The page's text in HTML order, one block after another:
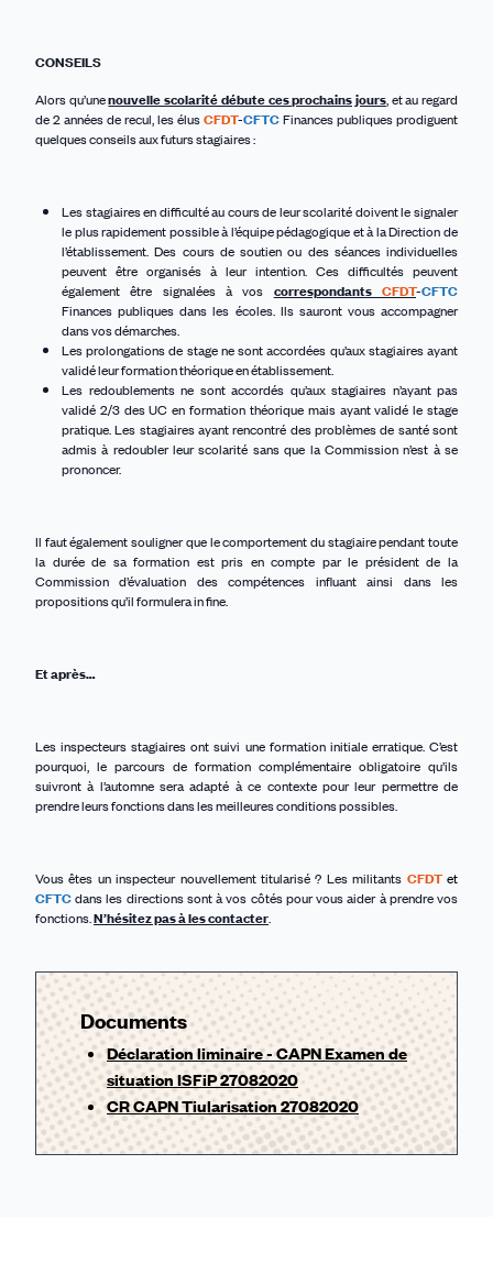
CONSEILS
Alors qu’unenouvelle scolarité débute ces prochains jours, et au regard
de 2 années de recul, les élusCFDT-CFTCFinances publiques prodiguent
quelques conseils aux futurs stagiaires :
Les stagiaires en difficulté au cours de leur scolarité doivent le signaler
le plus rapidement possible à l’équipe pédagogique et à la Direction de
l’établissement. Des cours de soutien ou des séances individuelles
peuvent être organisés à leur intention. Ces difficultés peuvent
également être signalées à vos correspondantsCFDT-CFTC
Finances publiques dans les écoles. Ils sauront vous accompagner
dans vos démarches.
Les prolongations de stage ne sont accordées qu’aux stagiaires ayant
validé leur formation théorique en établissement.
Les redoublements ne sont accordés qu’aux stagiaires n’ayant pas
validé 2/3 des UC en formation théorique mais ayant validé le stage
pratique. Les stagiaires ayant rencontré des problèmes de santé sont
admis à redoubler leur scolarité sans que la Commission n’est à se
prononcer.
Il faut également souligner que le comportement du stagiaire pendant toute
la durée de sa formation est pris en compte par le président de la
Commission d’évaluation des compétences influant ainsi dans les
propositions qu’il formulera in fine.
Et après…
Les inspecteurs stagiaires ont suivi une formation initiale erratique. C’est
pourquoi, le parcours de formation complémentaire obligatoire qu’ils
suivront à l’automne sera adapté à ce contexte pour leur permettre de
prendre leurs fonctions dans les meilleures conditions possibles.
Vous êtes un inspecteur nouvellement titularisé ? Les militants CFDTet
CFTCdans les directions sont à vos côtés pour vous aider à prendre vos
fonctions.N’hésitez pas à les contacter.
Documents
Déclaration liminaire - CAPN Examen de
situation ISFiP 27082020
CR CAPN Tiularisation 27082020